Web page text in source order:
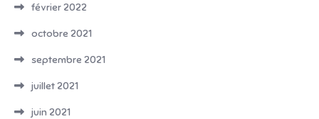
février 2022
octobre 2021
septembre 2021
juillet 2021
juin 2021